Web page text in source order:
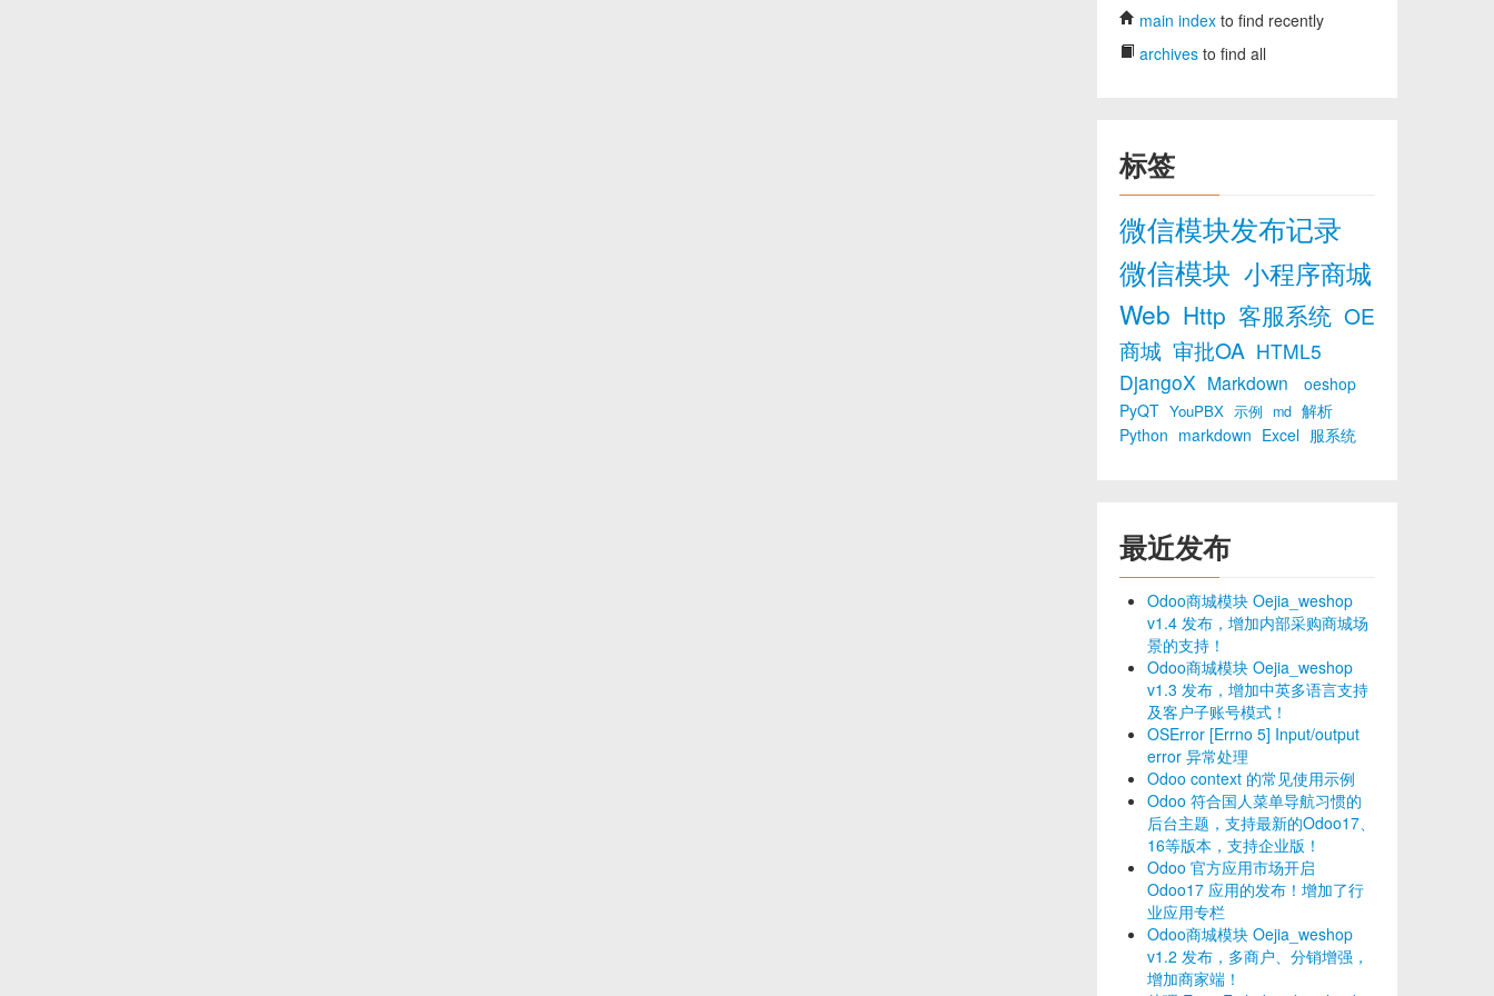
main index to find recently
archives to find all
标签
微信模块发布记录
微信模块 小程序商城
Web Http 客服系统 OE
商城 审批OA HTML5
DjangoX Markdown
oeshop
PyQT YouPBX 示例 md 解析
Python markdown Excel 服系统
最近发布
Odoo商城模块 Oejia_weshop
v1.4 发布，增加内部采购商城场
景的支持！
Odoo商城模块 Oejia_weshop
v1.3 发布，增加中英多语言支持
及客户子账号模式！
OSError [Errno 5] Input/output
error 异常处理
Odoo context 的常见使用示例
Odoo 符合国人菜单导航习惯的
后台主题，支持最新的Odoo17、
16等版本，支持企业版！
Odoo 官方应用市场开启
Odoo17 应用的发布！增加了行
业应用专栏
Odoo商城模块 Oejia_weshop
v1.2 发布，多商户、分销增强，
增加商家端！